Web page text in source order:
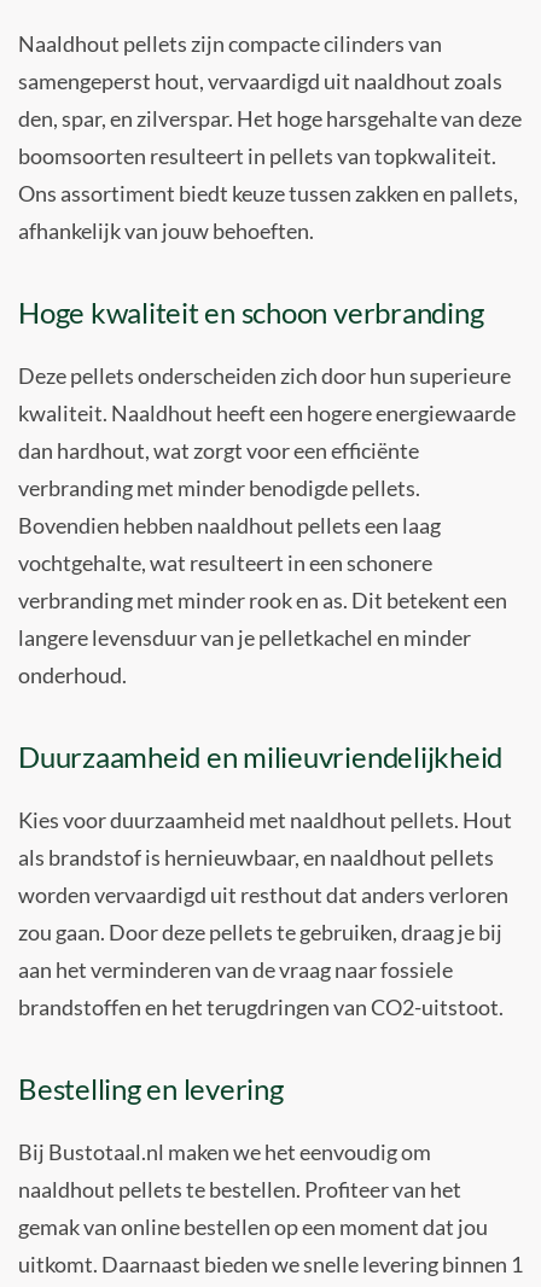
Naaldhout pellets zijn compacte cilinders van
samengeperst hout, vervaardigd uit naaldhout zoals
den, spar, en zilverspar. Het hoge harsgehalte van deze
boomsoorten resulteert in pellets van topkwaliteit.
Ons assortiment biedt keuze tussen zakken en pallets,
afhankelijk van jouw behoeften.
Hoge kwaliteit en schoon verbranding
Deze pellets onderscheiden zich door hun superieure
kwaliteit. Naaldhout heeft een hogere energiewaarde
dan hardhout, wat zorgt voor een efficiënte
verbranding met minder benodigde pellets.
Bovendien hebben naaldhout pellets een laag
vochtgehalte, wat resulteert in een schonere
verbranding met minder rook en as. Dit betekent een
langere levensduur van je pelletkachel en minder
onderhoud.
Duurzaamheid en milieuvriendelijkheid
Kies voor duurzaamheid met naaldhout pellets. Hout
als brandstof is hernieuwbaar, en naaldhout pellets
worden vervaardigd uit resthout dat anders verloren
zou gaan. Door deze pellets te gebruiken, draag je bij
aan het verminderen van de vraag naar fossiele
brandstoffen en het terugdringen van CO2-uitstoot.
Bestelling en levering
Bij Bustotaal.nl maken we het eenvoudig om
naaldhout pellets te bestellen. Profiteer van het
gemak van online bestellen op een moment dat jou
uitkomt. Daarnaast bieden we snelle levering binnen 1